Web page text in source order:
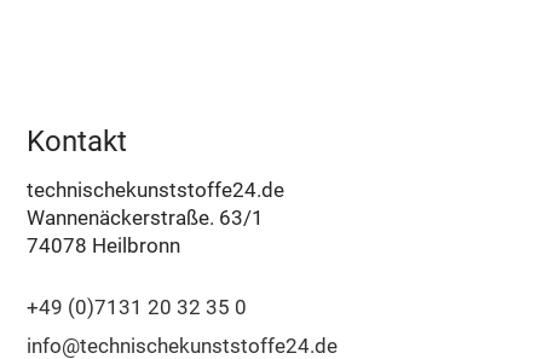
Kontakt
technischekunststoffe24.de
Wannenäckerstraße. 63/1
74078 Heilbronn
+49 (0)7131 20 32 35 0
info@technischekunststoffe24.de